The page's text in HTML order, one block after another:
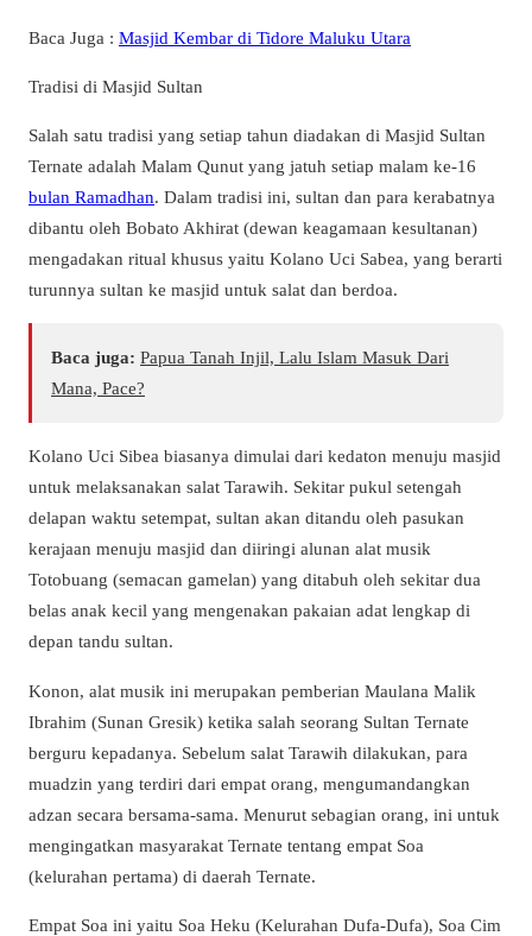
Baca Juga : Masjid Kembar di Tidore Maluku Utara
Tradisi di Masjid Sultan
Salah satu tradisi yang setiap tahun diadakan di Masjid Sultan
Ternate adalah Malam Qunut yang jatuh setiap malam ke-16
bulan Ramadhan. Dalam tradisi ini, sultan dan para kerabatnya
dibantu oleh Bobato Akhirat (dewan keagamaan kesultanan)
mengadakan ritual khusus yaitu Kolano Uci Sabea, yang berarti
turunnya sultan ke masjid untuk salat dan berdoa.
Baca juga: Papua Tanah Injil, Lalu Islam Masuk Dari
Mana, Pace?
Kolano Uci Sibea biasanya dimulai dari kedaton menuju masjid
untuk melaksanakan salat Tarawih. Sekitar pukul setengah
delapan waktu setempat, sultan akan ditandu oleh pasukan
kerajaan menuju masjid dan diiringi alunan alat musik
Totobuang (semacan gamelan) yang ditabuh oleh sekitar dua
belas anak kecil yang mengenakan pakaian adat lengkap di
depan tandu sultan.
Konon, alat musik ini merupakan pemberian Maulana Malik
Ibrahim (Sunan Gresik) ketika salah seorang Sultan Ternate
berguru kepadanya. Sebelum salat Tarawih dilakukan, para
muadzin yang terdiri dari empat orang, mengumandangkan
adzan secara bersama-sama. Menurut sebagian orang, ini untuk
mengingatkan masyarakat Ternate tentang empat Soa
(kelurahan pertama) di daerah Ternate.
Empat Soa ini yaitu Soa Heku (Kelurahan Dufa-Dufa), Soa Cim